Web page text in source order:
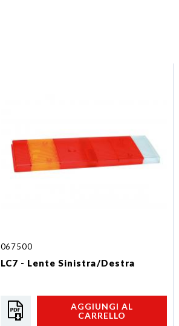
067500
LC7 - Lente Sinistra/Destra
AGGIUNGI AL
CARRELLO